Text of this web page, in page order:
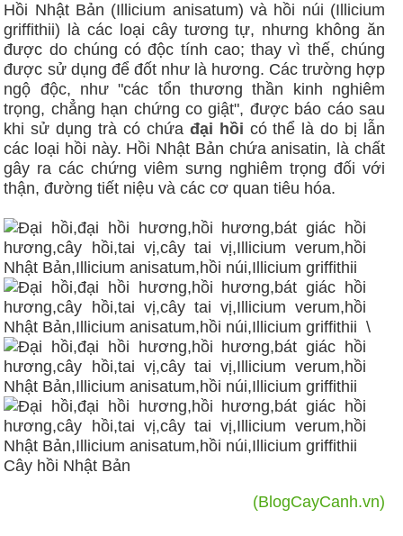
Hồi Nhật Bản (Illicium anisatum) và hồi núi (Illicium
griffithii) là các loại cây tương tự, nhưng không ăn
được do chúng có độc tính cao; thay vì thế, chúng
được sử dụng để đốt như là hương. Các trường hợp
ngộ độc, như "các tổn thương thần kinh nghiêm
trọng, chẳng hạn chứng co giật", được báo cáo sau
khi sử dụng trà có chứa đại hồi có thể là do bị lẫn
các loại hồi này. Hồi Nhật Bản chứa anisatin, là chất
gây ra các chứng viêm sưng nghiêm trọng đối với
thận, đường tiết niệu và các cơ quan tiêu hóa.
\
Cây hồi Nhật Bản
(BlogCayCanh.vn)